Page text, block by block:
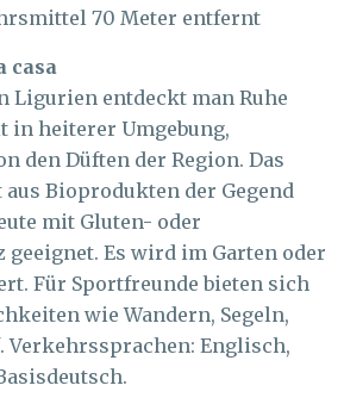
70 Meter entfernt
casa
Ligurien entdeckt man Ruhe
in heiterer Umgebung,
den Düften der Region. Das
Bioprodukten der Gegend
mit Gluten- oder
Es wird im Garten oder
Für Sportfreunde bieten sich
wie Wandern, Segeln,
Verkehrssprachen: Englisch,